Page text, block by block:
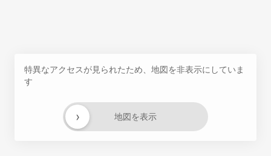
特異なアクセスが見られたため、地図を非表示にしていま
す
地図を表示
›